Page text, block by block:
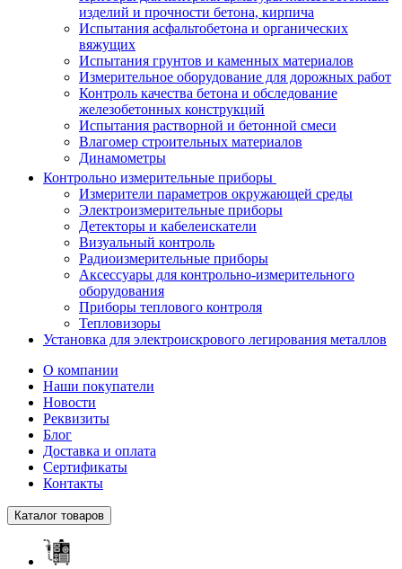
изделий и прочности бетона, кирпича
Испытания асфальтобетона и органических
вяжущих
Испытания грунтов и каменных материалов
Измерительное оборудование для дорожных работ
Контроль качества бетона и обследование
железобетонных конструкций
Испытания растворной и бетонной смеси
Влагомер строительных материалов
Динамометры
Контрольно измерительные приборы
Измерители параметров окружающей среды
Электроизмерительные приборы
Детекторы и кабелеискатели
Визуальный контроль
Радиоизмерительные приборы
Аксессуары для контрольно-измерительного
оборудования
Приборы теплового контроля
Тепловизоры
Установка для электроискрового легирования металлов
О компании
Наши покупатели
Новости
Реквизиты
Блог
Доставка и оплата
Сертификаты
Контакты
Каталог товаров